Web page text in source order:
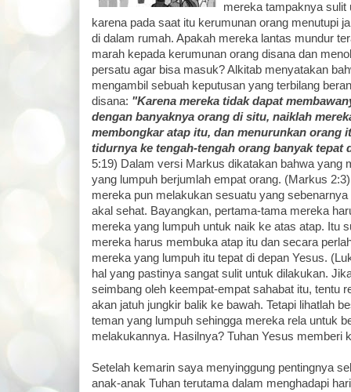
mereka tampaknya sulit
karena pada saat itu kerumunan orang menutupi
di dalam rumah. Apakah mereka lantas mundur
marah kepada kerumunan orang disana dan
persatu agar bisa masuk? Alkitab menyatakan
mengambil sebuah keputusan yang terbilang
disana: "Karena mereka tidak dapat
dengan banyaknya orang di situ, naiklah
membongkar atap itu, dan menurunkan orang
tidurnya ke tengah-tengah orang banyak tepat
5:19) Dalam versi Markus dikatakan bahwa yang
yang lumpuh berjumlah empat orang. (Markus
mereka pun melakukan sesuatu yang
akal sehat. Bayangkan, pertama-tama mereka
mereka yang lumpuh untuk naik ke atas atap. Itu
mereka harus membuka atap itu dan secara
mereka yang lumpuh itu tepat di depan Yesus.
hal yang pastinya sangat sulit untuk dilakukan.
seimbang oleh keempat-empat sahabat itu, tentu
akan jatuh jungkir balik ke bawah. Tetapi lihatlah
teman yang lumpuh sehingga mereka rela untuk
melakukannya. Hasilnya? Tuhan Yesus memberi
Setelah kemarin saya menyinggung pentingnya
anak-anak Tuhan terutama dalam menghadapi